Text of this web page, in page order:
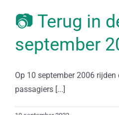
📷 Terug in
september
Op 10 september 2006 rijden
passagiers [...]